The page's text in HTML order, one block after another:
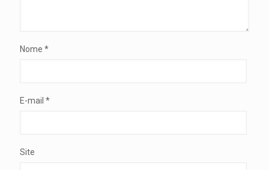
Nome *
E-mail *
Site